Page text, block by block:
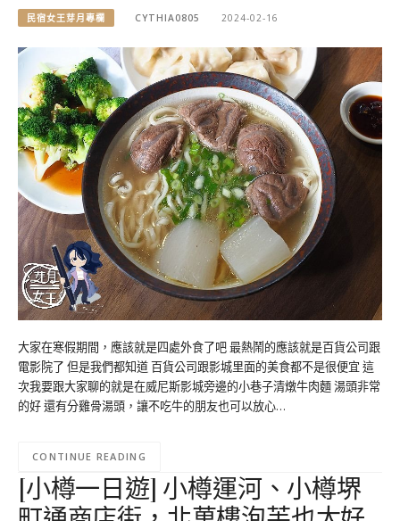
民宿女王芽月專欄 CYTHIA0805 2024-02-16
大家在寒假期間，應該就是四處外食了吧 最熱鬧的應該就是百貨公司跟
電影院了 但是我們都知道 百貨公司跟影城里面的美食都不是很便宜 這
次我要跟大家聊的就是在威尼斯影城旁邊的小巷子清燉牛肉麵 湯頭非常
的好 還有分雞骨湯頭，讓不吃牛的朋友也可以放心…
CONTINUE READING
[小樽一日遊] 小樽運河、小樽堺